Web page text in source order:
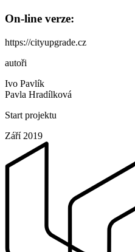
On-line verze:
https://cityupgrade.cz
autoři
Ivo Pavlík
Pavla Hradílková
Start projektu
Září 2019